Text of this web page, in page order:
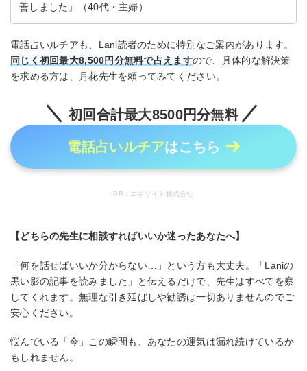
善しました」（40代・主婦）
電話占いルチアも、Lani読者のために特別なご案内があります。
同じく初回最大8,500円分無料で占えますので、具体的な解決策
を求める方は、月花先生を頼ってみてください。
初回合計最大8500円分無料
電話占いルチアはこちら
PR：エキサイト株式会社
【どちらの先生に相談すればいいか迷ったあなたへ】
「何を話せばいいか分からない…」という方も大丈夫。「Laniの
黒い影の記事を読みました」と伝えるだけで、先生はすべてを察
してくれます。無理な引き延ばしや勧誘は一切ありませんのでご
安心ください。
悩んでいる「今」この瞬間も、あなたの運気は漏れ続けているか
もしれません。